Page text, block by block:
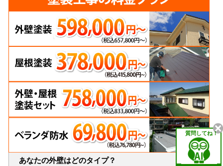
あなたの外壁はどのタイプ？
質問してね！